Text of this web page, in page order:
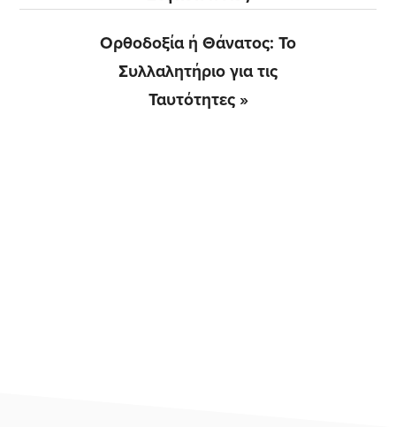
Next
Post:
Ορθοδοξία ή Θάνατος: Το
Συλλαλητήριο για τις
Ταυτότητες »